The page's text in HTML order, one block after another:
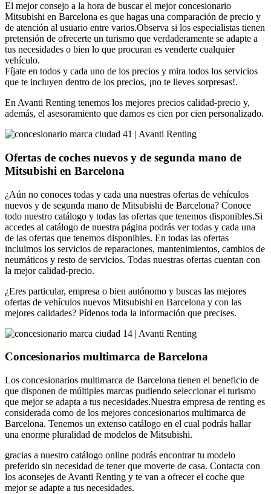
El mejor consejo a la hora de buscar el mejor concesionario
Mitsubishi en Barcelona es que hagas una comparación de precio y
de atención al usuario entre varios.Observa si los especialistas tienen
pretensión de ofrecerte un turismo que verdaderamente se adapte a
tus necesidades o bien lo que procuran es venderte cualquier
vehículo.
Fíjate en todos y cada uno de los precios y mira todos los servicios
que te incluyen dentro de los precios, ¡no te lleves sorpresas!.
En Avanti Renting tenemos los mejores precios calidad-precio y,
además, el asesoramiento que damos es cien por cien personalizado.
Ofertas de coches nuevos y de segunda mano de
Mitsubishi en Barcelona
¿Aún no conoces todas y cada una nuestras ofertas de vehículos
nuevos y de segunda mano de Mitsubishi de Barcelona? Conoce
todo nuestro catálogo y todas las ofertas que tenemos disponibles.Si
accedes al catálogo de nuestra página podrás ver todas y cada una
de las ofertas que tenemos disponibles. En todas las ofertas
incluimos los servicios de reparaciones, mantenimientos, cambios de
neumáticos y resto de servicios. Todas nuestras ofertas cuentan con
la mejor calidad-precio.
¿Eres particular, empresa o bien autónomo y buscas las mejores
ofertas de vehículos nuevos Mitsubishi en Barcelona y con las
mejores calidades? Pídenos toda la información que precises.
Concesionarios multimarca de Barcelona
Los concesionarios multimarca de Barcelona tienen el beneficio de
que disponen de múltiples marcas pudiendo seleccionar el turismo
que mejor se adapta a tus necesidades.Nuestra empresa de renting es
considerada como de los mejores concesionarios multimarca de
Barcelona. Tenemos un extenso catálogo en el cual podrás hallar
una enorme pluralidad de modelos de Mitsubishi.
gracias a nuestro catálogo online podrás encontrar tu modelo
preferido sin necesidad de tener que moverte de casa. Contacta con
los aconsejes de Avanti Renting y te van a ofrecer el coche que
mejor se adapte a tus necesidades.